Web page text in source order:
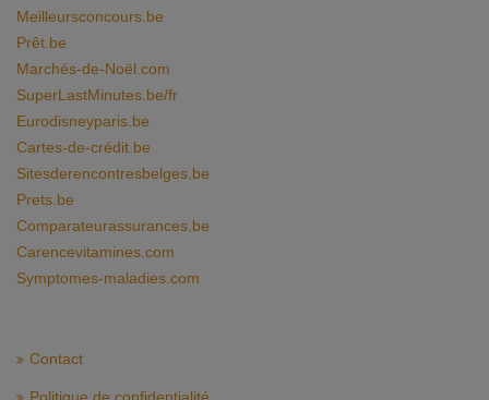
Meilleursconcours.be
Prêt.be
Marchés-de-Noël.com
SuperLastMinutes.be/fr
Eurodisneyparis.be
Cartes-de-crédit.be
Sitesderencontresbelges.be
Prets.be
Comparateurassurances.be
Carencevitamines.com
Symptomes-maladies.com
Contact